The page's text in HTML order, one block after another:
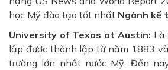
học Mỹ đào tạo tốt nhất Ngành kế
University of Texas at Austin: Là
lập được thành lập từ năm 1883
trường lớn nhất nước Mỹ. Đến